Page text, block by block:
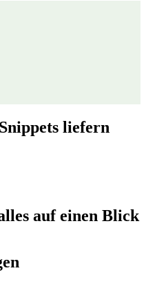
liefern
auf einen Blick